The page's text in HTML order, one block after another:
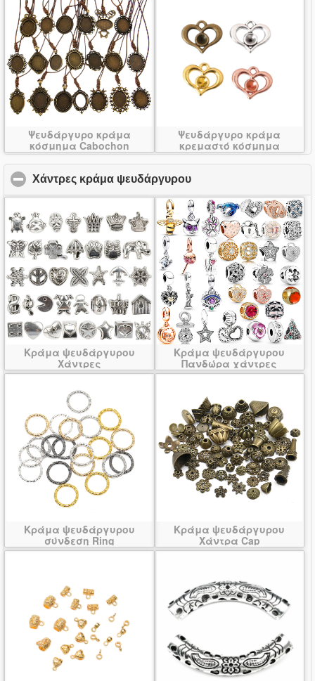
Ψευδάργυρο κράμα
κόσμημα Cabochon
Περιβάλλον
Ψευδάργυρο κράμα
κρεμαστό κόσμημα
τεχνητό διαμάντι Ρύθμιση
Χάντρες κράμα ψευδάργυρου
Κράμα ψευδάργυρου
Χάντρες
Κράμα ψευδάργυρου
Πανδώρα χάντρες
Κράμα ψευδάργυρου
σύνδεση Ring
Κράμα ψευδάργυρου
Χάντρα Cap